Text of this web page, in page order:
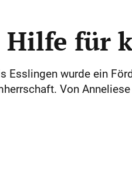
Hilfe für
Esslingen wurde ein
Von